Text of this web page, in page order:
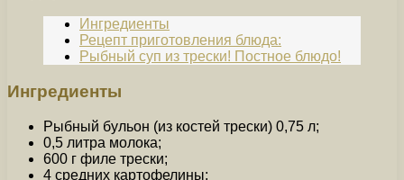
Ингредиенты
Рецепт приготовления блюда:
Рыбный суп из трески! Постное блюдо!
Ингредиенты
Рыбный бульон (из костей трески) 0,75 л;
0,5 литра молока;
600 г филе трески;
4 средних картофелины;